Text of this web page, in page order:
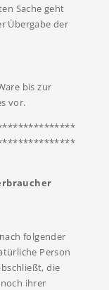
Sache geht
Übergabe der
bis zur
vor.
folgender
Person
die
ihrer